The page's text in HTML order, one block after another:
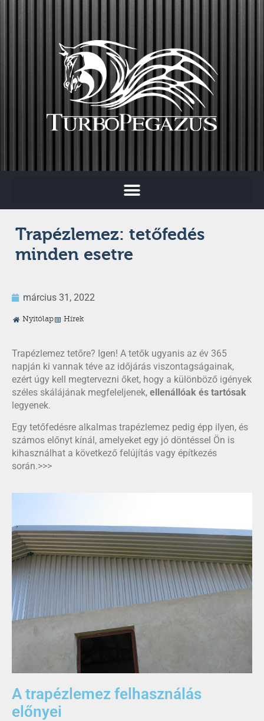
Trapézlemez: tetőfedés
minden esetre
március 31, 2022
Nyitólap Hírek
Trapézlemez tetőre? Igen! A tetők ugyanis az év 365
napján ki vannak téve az időjárás viszontagságainak,
ezért úgy kell megtervezni őket, hogy a különböző igények
széles skálájának megfeleljenek, ellenállóak és tartósak
legyenek.
Egy tetőfedésre alkalmas trapézlemez pedig épp ilyen, és
számos előnyt kínál, amelyeket egy jó döntéssel Ön is
kihasználhat a következő felújítás vagy építkezés
során.>>>
A trapézlemez felhasználás
előnyei